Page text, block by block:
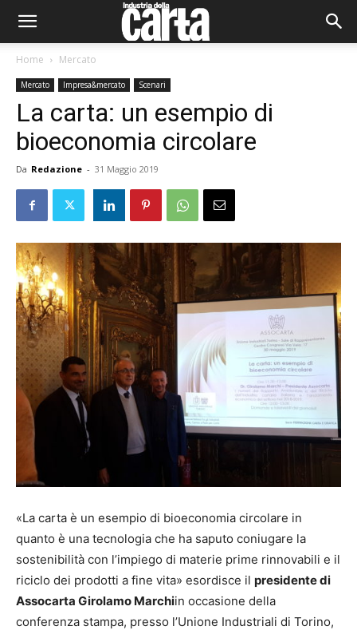
Home Mercato
Mercato Impresa&mercato Scenari
La carta: un esempio di
bioeconomia circolare
Da Redazione - 31 Maggio 2019
«La carta è un esempio di bioeconomia circolare in
quanto è una tecnologia che ha saputo coniugare la
sostenibilità con l’impiego di materie prime rinnovabili e il
riciclo dei prodotti a fine vita» esordisce il presidente di
Assocarta Girolamo Marchiin occasione della
conferenza stampa, presso l’Unione Industriali di Torino,